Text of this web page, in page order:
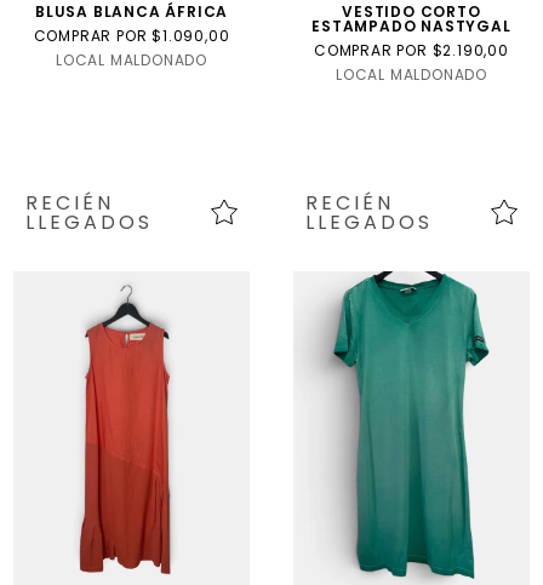
BLUSA BLANCA ÁFRICA
COMPRAR POR $1.090,00
LOCAL MALDONADO
VESTIDO CORTO
ESTAMPADO NASTYGAL
COMPRAR POR $2.190,00
LOCAL MALDONADO
RECIÉN
LLEGADOS
RECIÉN
LLEGADOS